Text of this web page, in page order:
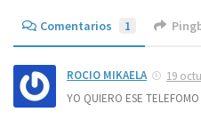
Comentarios 1
ROCIO MIKAELA
19
YO QUIERO ESE TELEFOMO